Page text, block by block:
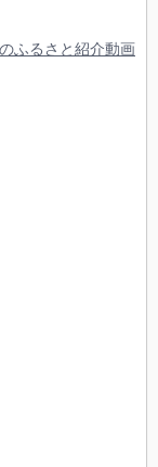
ふるさと紹介動画